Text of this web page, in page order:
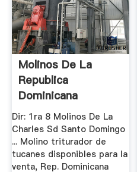
Molinos De La
Republica
Dominicana
Dir: 1ra 8 Molinos De La
Charles Sd Santo Domingo
... Molino triturador de
tucanes disponibles para la
venta, Rep. Dominicana